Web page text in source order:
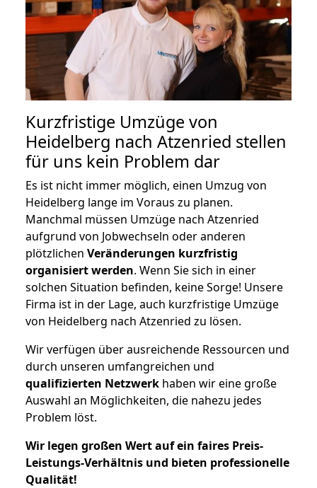
Kurzfristige Umzüge von
Heidelberg nach Atzenried stellen
für uns kein Problem dar
Es ist nicht immer möglich, einen Umzug von
Heidelberg lange im Voraus zu planen.
Manchmal müssen Umzüge nach Atzenried
aufgrund von Jobwechseln oder anderen
plötzlichen Veränderungen kurzfristig
organisiert werden. Wenn Sie sich in einer
solchen Situation befinden, keine Sorge! Unsere
Firma ist in der Lage, auch kurzfristige Umzüge
von Heidelberg nach Atzenried zu lösen.
Wir verfügen über ausreichende Ressourcen und
durch unseren umfangreichen und
qualifizierten Netzwerk haben wir eine große
Auswahl an Möglichkeiten, die nahezu jedes
Problem löst.
Wir legen großen Wert auf ein faires Preis-
Leistungs-Verhältnis und bieten professionelle
Qualität!